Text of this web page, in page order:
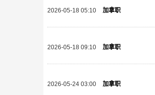
2026-05-18 05:10 加拿职
2026-05-18 09:10 加拿职
2026-05-24 03:00 加拿职